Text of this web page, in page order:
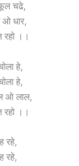
चढे,
ओ धार,
रहो ।।
हे,
हे,
ओ लाल,
रहो ।।
रहे,
रहे,